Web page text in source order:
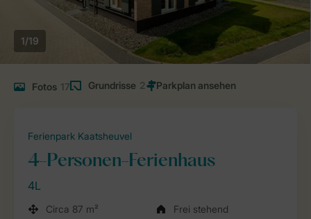
1/19
Fotos 17 Grundrisse 2
Ferienpark Kaatsheuvel
4-Personen-Ferienhaus
4L
Circa 87 m²
Frei stehend